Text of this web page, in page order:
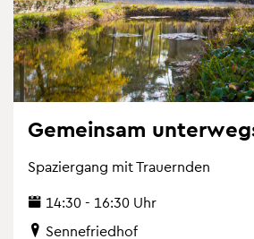
Ge­mein­sam
Spa­zier­gang mit Trau­ern­den
14:30 - 16:30 Uhr
Sen­ne­fried­hof